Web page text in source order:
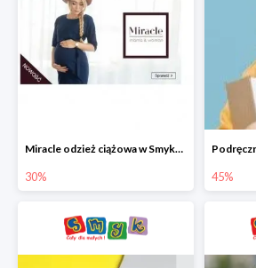
Miracle odzież ciążowa w Smyku co -30%
30% 45%